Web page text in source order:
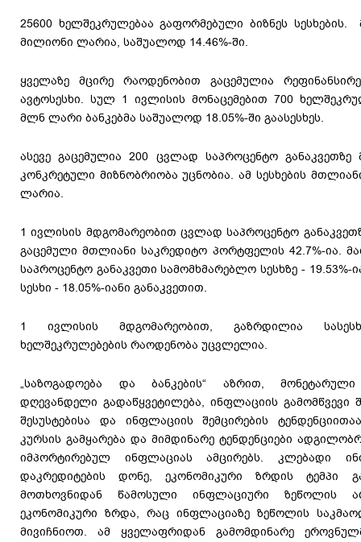
25600 ხელშეკრულებაა გაფორმებული ბიზნეს
მილიონი ლარია, საშუალოდ 14.46%-ში.
ყველაზე მცირე რაოდენობით გაცემულია
ავტოსესხი. სულ 1 ივლისის მონაცემებით 700
მლნ ლარი ბანკებმა საშუალოდ 18.05%-ში გაასესხეს.
ასევე გაცემულია 200 ცვლად საპროცენტო
კონკრეტული მიზნობრიობა უცნობია. ამ სესხების
ლარია.
1 ივლისის მდგომარეობით ცვლად საპროცენტო
გაცემული მთლიანი საკრედიტო პორტფელის 42.7%-ია.
საპროცენტო განაკვეთი სამომხმარებლო სესხზე -
სესხი - 18.05%-იანი განაკვეთით.
1 ივლისის მდგომარეობით, გაზრდილია
ხელშეკრულებების რაოდენობა უცვლელია.
„საზოგადოება და ბანკების“ აზრით,
დღევანდელი გადაწყვეტილება, ინფლაციის გამომწვევი
შესუსტებისა და ინფლაციის შემცირების
კურსის გამყარება და მიმდინარე ტენდენციები
იმპორტირებულ ინფლაციას ამცირებს. კლებადი
დაკრედიტების დონე, ეკონომიკური ზრდის ტემპი
მოთხოვნიდან წამოსული ინფლაციური ზეწოლის
ეკონომიკური ზრდა, რაც ინფლაციაზე ზეწოლის
მივიჩნიოთ. ამ ყველაფრიდან გამომდინარე